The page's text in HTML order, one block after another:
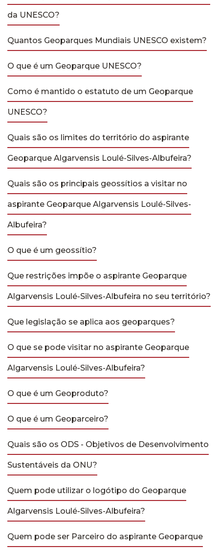
da UNESCO?
Quantos Geoparques Mundiais UNESCO existem?
O que é um Geoparque UNESCO?
Como é mantido o estatuto de um Geoparque
UNESCO?
Quais são os limites do território do aspirante
Geoparque Algarvensis Loulé-Silves-Albufeira?
Quais são os principais geossítios a visitar no
aspirante Geoparque Algarvensis Loulé-Silves-
Albufeira?
O que é um geossítio?
Que restrições impõe o aspirante Geoparque
Algarvensis Loulé-Silves-Albufeira no seu território?
Que legislação se aplica aos geoparques?
O que se pode visitar no aspirante Geoparque
Algarvensis Loulé-Silves-Albufeira?
O que é um Geoproduto?
O que é um Geoparceiro?
Quais são os ODS - Objetivos de Desenvolvimento
Sustentáveis da ONU?
Quem pode utilizar o logótipo do Geoparque
Algarvensis Loulé-Silves-Albufeira?
Quem pode ser Parceiro do aspirante Geoparque